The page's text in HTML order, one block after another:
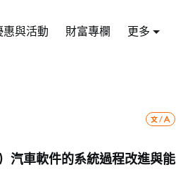
惠與活動 財富專欄 更多
汽車軟件的系統過程改進與能